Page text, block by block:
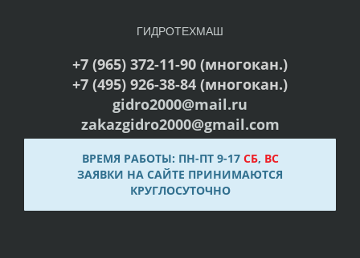
ГИДРОТЕХМАШ
+7 (965) 372-11-90 (многокан.)
+7 (495) 926-38-84 (многокан.)
gidro2000@mail.ru
zakazgidro2000@gmail.com
ВРЕМЯ РАБОТЫ: ПН-ПТ 9-17 СБ, ВС
ЗАЯВКИ НА САЙТЕ ПРИНИМАЮТСЯ
КРУГЛОСУТОЧНО